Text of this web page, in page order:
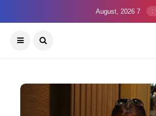
:
7 August, 2026